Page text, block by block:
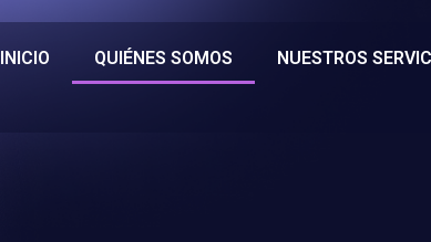
INICIO QUIÉNES SOMOS NUESTROS